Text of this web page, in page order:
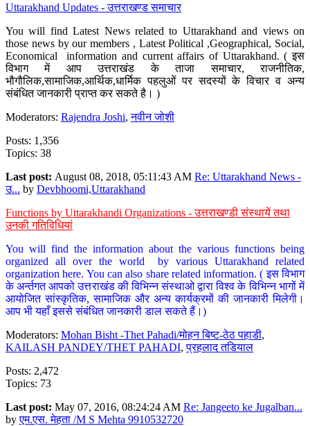
Uttarakhand Updates - उत्तराखण्ड समाचार
You will find Latest News related to Uttarakhand and views on
those news by our members , Latest Political ,Geographical, Social,
Economical information and current affairs of Uttarakhand. ( इस
विभाग में आप उत्तराखंड के ताजा समाचार, राजनीतिक,
भौगौलिक,सामाजिक,आर्थिक,धार्मिक पहलुओं पर सदस्यों के विचार व अन्य
संबंधित जानकारी प्राप्त कर सकते है। )
Moderators: Rajendra Joshi,नवीन जोशी
Posts: 1,356
Topics: 38
Last post: August 08, 2018, 05:11:43 AM Re: Uttarakhand News -
उ... by Devbhoomi,Uttarakhand
Functions by Uttarakhandi Organizations - उत्तराखण्डी संस्थायें तथा
उनकी गतिविधियां
You will find the information about the various functions being
organized all over the world by various Uttarakhand related
organization here. You can also share related information. ( इस विभाग
के अर्न्तगत आपको उत्तराखंड की विभिन्न संस्थाओ द्वारा विश्व के विभिन्न भागों में
आयोजित सांस्कृतिक, सामाजिक और अन्य कार्यक्रमों की जानकारी मिलेगी।
आप भी यहाँ इससे संबंधित जानकारी डाल सकते हैं।)
Moderators: Mohan Bisht -Thet Pahadi/मोहन बिष्ट-ठेठ पहाडी,
KAILASH PANDEY/THET PAHADI,प्रहलाद तडियाल
Posts: 2,472
Topics: 73
Last post: May 07, 2016, 08:24:24 AM Re: Jangeeto ke Jugalban...
byएम.एस. मेहता /M S Mehta 9910532720